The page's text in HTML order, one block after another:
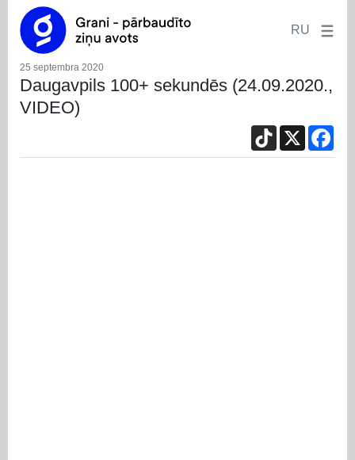
RU
25 septembra 2020
Daugavpils 100+ sekundēs (24.09.2020.,
VIDEO)
TikTok
X